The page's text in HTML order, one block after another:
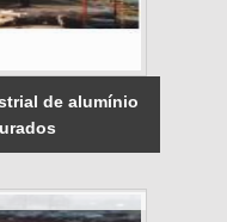
de alumínio